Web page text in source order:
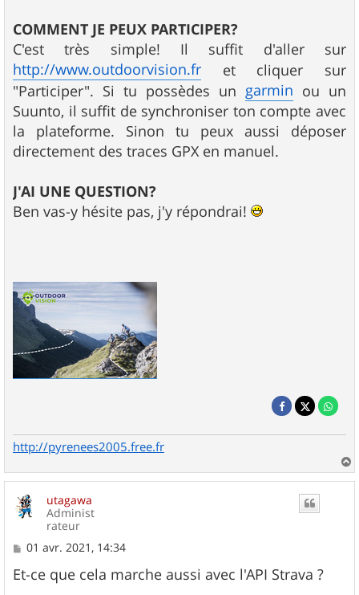
COMMENT JE PEUX PARTICIPER?
C'est très simple! Il suffit d'aller sur
http://www.outdoorvision.fr et cliquer sur
"Participer". Si tu possèdes un garmin ou un
Suunto, il suffit de synchroniser ton compte avec
la plateforme. Sinon tu peux aussi déposer
directement des traces GPX en manuel.
J'AI UNE QUESTION?
Ben vas-y hésite pas, j'y répondrai!
http://pyrenees2005.free.fr
a
u
utagawa
Administ
rateur
M
s
s
01 avr. 2021, 14:34
Et-ce que cela marche aussi avec l'API Strava ?